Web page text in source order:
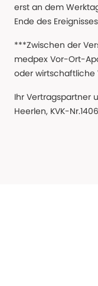
erst an dem
Ende des
***Zwischen der
medpex Vor-Ort-
oder wirtschaftliche
Ihr Vertragspartner
Heerlen, KVK-